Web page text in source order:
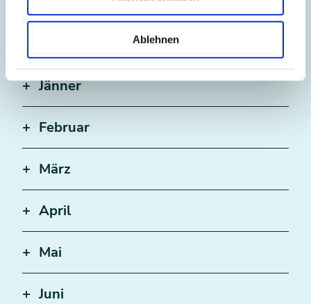
Ablehnen
Wichtige Steuertermine des gesamten
Jahres auf einen Blick.
Jänner
Februar
März
April
Mai
Juni